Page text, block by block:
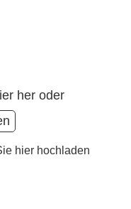
her oder
hier hochladen